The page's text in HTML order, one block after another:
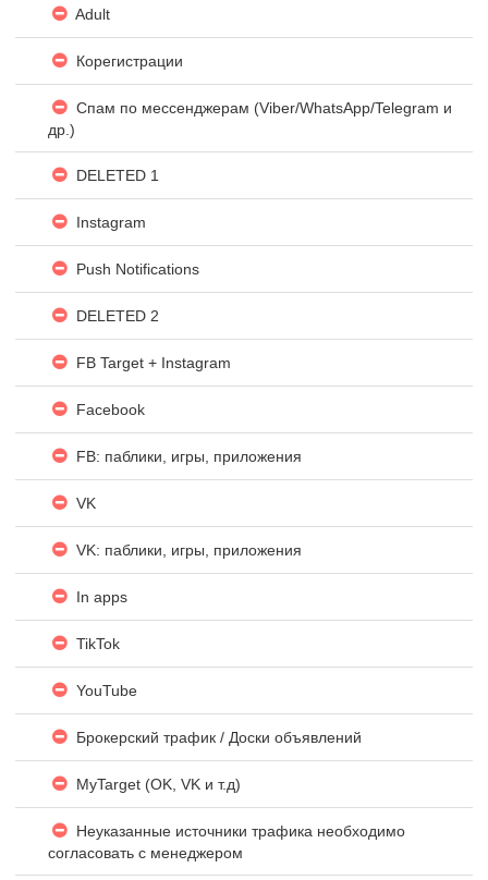
Adult
Корегистрации
Спам по мессенджерам (Viber/WhatsApp/Telegram и
др.)
DELETED 1
Instagram
Push Notifications
DELETED 2
FB Target + Instagram
Facebook
FB: паблики, игры, приложения
VK
VK: паблики, игры, приложения
In apps
TikTok
YouTube
Брокерский трафик / Доски объявлений
MyTarget (OK, VK и т.д)
Неуказанные источники трафика необходимо
согласовать с менеджером